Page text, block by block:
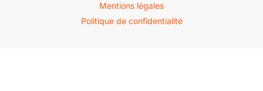
Mentions légales
Politique de confidentialité